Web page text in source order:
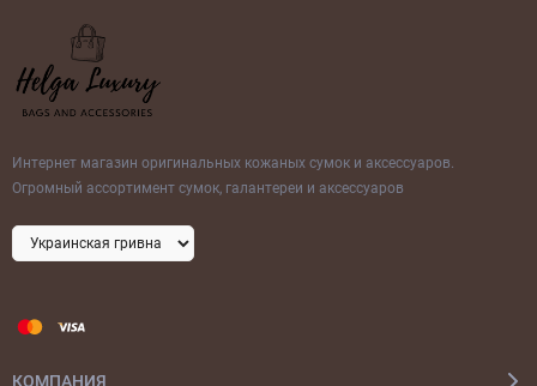
Интернет магазин оригинальных кожаных сумок и аксессуаров.
Огромный ассортимент сумок, галантереи и аксессуаров
КОМПАНИЯ